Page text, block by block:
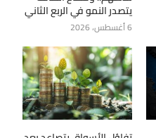
يتصدر النمو في الربع الثاني
6 أغسطس، 2026